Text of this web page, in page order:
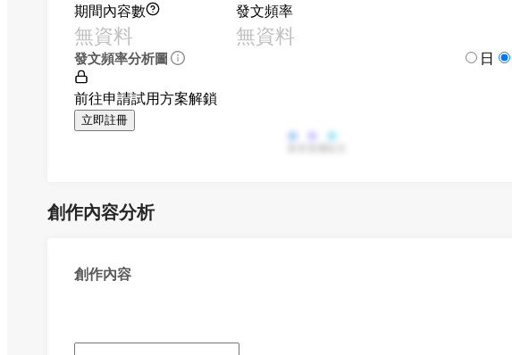
期間內容數
無資料
發文頻率
無資料
發文頻率分析圖 日
前往申請試用方案解鎖
立即註冊
創作內容分析
創作內容